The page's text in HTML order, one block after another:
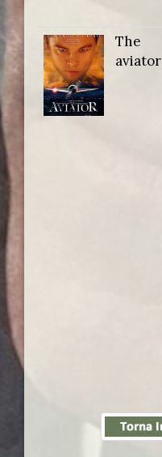
The
aviator